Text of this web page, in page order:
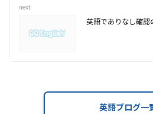
next
英語でありなし確認
英語ブログ一